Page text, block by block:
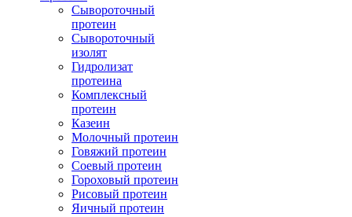
Сывороточный
протеин
Сывороточный
изолят
Гидролизат
протеина
Комплексный
протеин
Казеин
Молочный протеин
Говяжий протеин
Соевый протеин
Гороховый протеин
Рисовый протеин
Яичный протеин